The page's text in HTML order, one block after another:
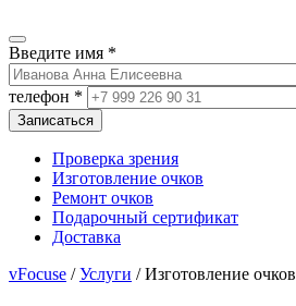
Введите имя *
телефон *
Записаться
Проверка зрения
Изготовление очков
Ремонт очков
Подарочный сертификат
Доставка
vFocuse /Услуги / Изготовление очков